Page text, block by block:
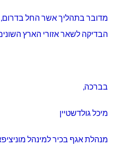
מדובר בתהליך אשר החל
הבדיקה לשאר אזורי הארץ
בברכה,
מיכל גולדשטיין
מנהלת אגף בכיר למינהל